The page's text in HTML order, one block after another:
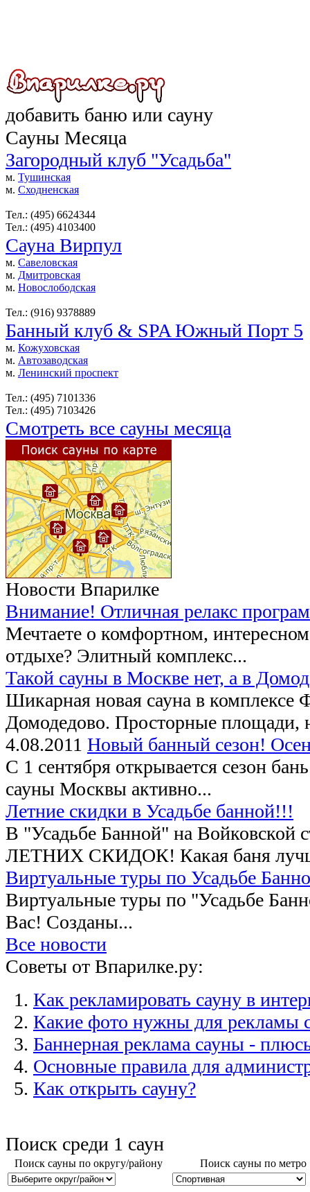
добавить баню или сауну
Сауны Месяца
Загородный клуб "Усадьба"
м. Тушинская
м. Сходненская
Тел.: (495) 6624344
Тел.: (495) 4103400
Сауна Вирпул
м. Савеловская
м. Дмитровская
м. Новослободская
Тел.: (916) 9378889
Банный клуб & SPA Южный Порт 5
м. Кожуховская
м. Автозаводская
м. Ленинский проспект
Тел.: (495) 7101336
Тел.: (495) 7103426
Смотреть все сауны месяца
Новости Впарилке
Внимание! Отличная релакс
Мечтаете о комфортном,
отдыхе? Элитный комплекс...
Такой сауны в Москве нет, а в
Шикарная новая сауна в комплексе
Домодедово. Просторные площади,
4.08.2011 Новый банный сезон!
С 1 сентября открывается сезон
сауны Москвы активно...
Летние скидки в Усадьбе банной!!!
В "Усадьбе Банной" на Войковской
ЛЕТНИХ СКИДОК! Какая баня
Виртуальные туры по Усадьбе
Виртуальные туры по "Усадьбе
Вас! Созданы...
Все новости
Советы от Впарилке.ру:
Как рекламировать сауну в
Какие фото нужны для рекламы
Баннерная реклама сауны -
Основные правила для
Как открыть сауну?
Поиск среди 1 саун
Поиск сауны по округу/району Поиск сауны по метро